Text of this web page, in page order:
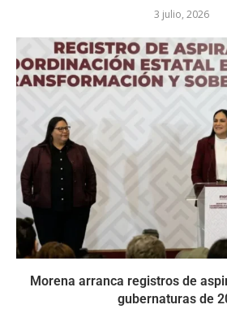
3 julio, 2026
Morena arranca registros de
gubernaturas de